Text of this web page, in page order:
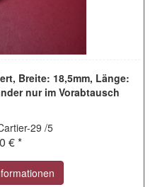
Breite: 18,5mm, Länge:
nur im Vorabtausch
29 /5
€ *